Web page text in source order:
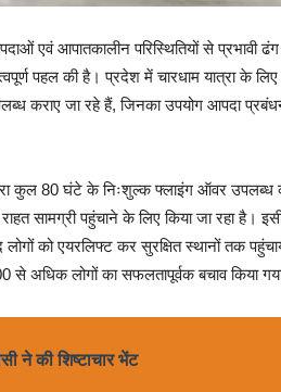
एवं आपातकालीन परिस्थितियों से प्रभावी
पहल की है। प्रदेश में चारधाम यात्रा के
कराए जा रहे हैं, जिनका उपयोग आपदा
कुल 80 घंटे के निःशुल्क फ्लाइंग ऑवर
सामग्री पहुंचाने के लिए किया जा रहा है।
को एयरलिफ्ट कर सुरक्षित स्थानों तक
से अधिक लोगों का सफलतापूर्वक बचाव किया
ने की शिष्टाचार भेंट